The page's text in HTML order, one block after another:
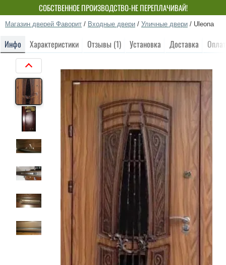
СОБСТВЕННОЕ ПРОИЗВОДСТВО-НЕ ПЕРЕПЛАЧИВАЙ!
Магазин дверей Фаворит / Входные двери / Уличные двери / Uleona
Инфо Характеристики Отзывы (1) Установка Доставка